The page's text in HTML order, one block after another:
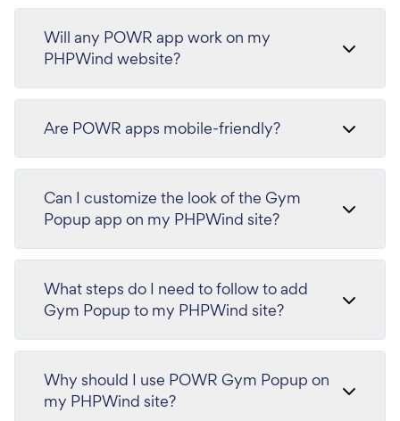
Will any POWR app work on my
PHPWind website?
Are POWR apps mobile-friendly?
Can I customize the look of the Gym
Popup app on my PHPWind site?
What steps do I need to follow to add
Gym Popup to my PHPWind site?
Why should I use POWR Gym Popup on
my PHPWind site?